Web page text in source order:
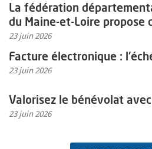
La fédération
du Maine-et-Loire propose
23 juin 2026
En savoir plus sur l'actualité La
Facture électronique :
23 juin 2026
En savoir plus sur l'actualité Facture
Valorisez le bénévolat
23 juin 2026
En savoir plus sur l'actualité